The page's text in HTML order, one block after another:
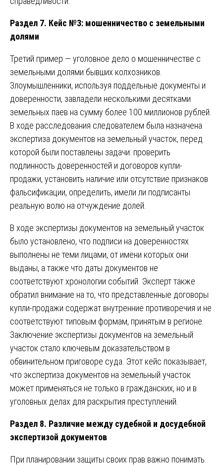
Раздел 7. Кейс №3: мошенничество с земельными
долями
Третий пример — уголовное дело о мошенничестве с
земельными долями бывших колхозников.
Злоумышленники, используя поддельные документы и
доверенности, завладели несколькими десятками
земельных паев на сумму более 100 миллионов рублей.
В ходе расследования следователем была назначена
экспертиза документов на земельный участок, перед
которой были поставлены задачи: проверить
подлинность доверенностей и договоров купли-
продажи, установить наличие или отсутствие признаков
фальсификации, определить, имели ли подписанты
реальную волю на отчуждение долей.
В ходе экспертизы документов на земельный участок
было установлено, что подписи на доверенностях
выполнены не теми лицами, от имени которых они
выданы, а также что даты документов не
соответствуют хронологии событий. Эксперт также
обратил внимание на то, что представленные договоры
купли-продажи содержат внутренние противоречия и не
соответствуют типовым формам, принятым в регионе.
Заключение экспертизы документов на земельный
участок стало ключевым доказательством в
обвинительном приговоре суда. Этот кейс показывает,
что экспертиза документов на земельный участок
может применяться не только в гражданских, но и в
уголовных делах для раскрытия преступлений.
Раздел 8. Различие между судебной и досудебной
экспертизой документов
При планировании защиты своих прав важно понимать